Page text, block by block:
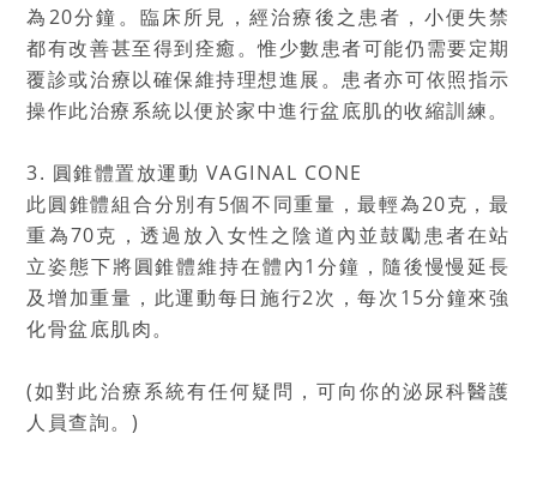
為20分鐘。臨床所見，經治療後之患者，小便失禁
都有改善甚至得到痊癒。惟少數患者可能仍需要定期
覆診或治療以確保維持理想進展。患者亦可依照指示
操作此治療系統以便於家中進行盆底肌的收縮訓練。
3. 圓錐體置放運動 VAGINAL CONE
此圓錐體組合分別有5個不同重量，最輕為20克，最
重為70克，透過放入女性之陰道內並鼓勵患者在站
立姿態下將圓錐體維持在體內1分鐘，隨後慢慢延長
及增加重量，此運動每日施行2次，每次15分鐘來強
化骨盆底肌肉。
(如對此治療系統有任何疑問，可向你的泌尿科醫護
人員查詢。)